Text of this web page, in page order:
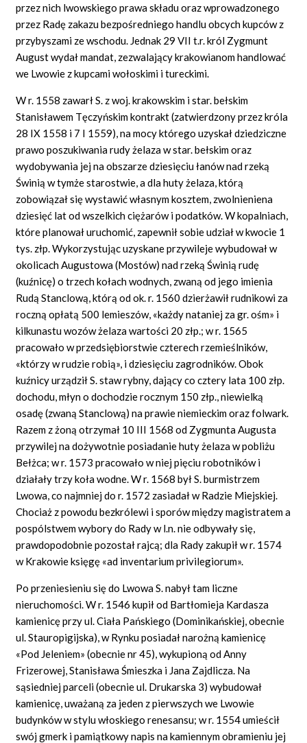
przez nich lwowskiego prawa składu oraz wprowadzonego
przez Radę zakazu bezpośredniego handlu obcych kupców z
przybyszami ze wschodu. Jednak 29 VII t.r. król Zygmunt
August wydał mandat, zezwalający krakowianom handlować
we Lwowie z kupcami wołoskimi i tureckimi.
W r. 1558 zawarł S. z woj. krakowskim i star. bełskim
Stanisławem Tęczyńskim kontrakt (zatwierdzony przez króla
28 IX 1558 i 7 I 1559), na mocy którego uzyskał dziedziczne
prawo poszukiwania rudy żelaza w star. bełskim oraz
wydobywania jej na obszarze dziesięciu łanów nad rzeką
Świnią w tymże starostwie, a dla huty żelaza, którą
zobowiązał się wystawić własnym kosztem, zwolnieniena
dziesięć lat od wszelkich ciężarów i podatków. W kopalniach,
które planował uruchomić, zapewnił sobie udział w kwocie 1
tys. złp. Wykorzystując uzyskane przywileje wybudował w
okolicach Augustowa (Mostów) nad rzeką Świnią rudę
(kuźnicę) o trzech kołach wodnych, zwaną od jego imienia
Rudą Stanclową, którą od ok. r. 1560 dzierżawił rudnikowi za
roczną opłatą 500 lemieszów, «każdy nataniej za gr. ośm» i
kilkunastu wozów żelaza wartości 20 złp.; w r. 1565
pracowało w przedsiębiorstwie czterech rzemieślników,
«którzy w rudzie robią», i dziesięciu zagrodników. Obok
kuźnicy urządził S. staw rybny, dający co cztery lata 100 złp.
dochodu, młyn o dochodzie rocznym 150 złp., niewielką
osadę (zwaną Stanclową) na prawie niemieckim oraz folwark.
Razem z żoną otrzymał 10 III 1568 od Zygmunta Augusta
przywilej na dożywotnie posiadanie huty żelaza w pobliżu
Bełżca; w r. 1573 pracowało w niej pięciu robotników i
działały trzy koła wodne. W r. 1568 był S. burmistrzem
Lwowa, co najmniej do r. 1572 zasiadał w Radzie Miejskiej.
Chociaż z powodu bezkrólewi i sporów między magistratem a
pospólstwem wybory do Rady w l.n. nie odbywały się,
prawdopodobnie pozostał rajcą; dla Rady zakupił w r. 1574
w Krakowie księgę «ad inventarium privilegiorum».
Po przeniesieniu się do Lwowa S. nabył tam liczne
nieruchomości. W r. 1546 kupił od Bartłomieja Kardasza
kamienicę przy ul. Ciała Pańskiego (Dominikańskiej, obecnie
ul. Stauropigijska), w Rynku posiadał narożną kamienicę
«Pod Jeleniem» (obecnie nr 45), wykupioną od Anny
Frizerowej, Stanisława Śmieszka i Jana Zajdlicza. Na
sąsiedniej parceli (obecnie ul. Drukarska 3) wybudował
kamienicę, uważaną za jeden z pierwszych we Lwowie
budynków w stylu włoskiego renesansu; w r. 1554 umieścił
swój gmerk i pamiątkowy napis na kamiennym obramieniu jej